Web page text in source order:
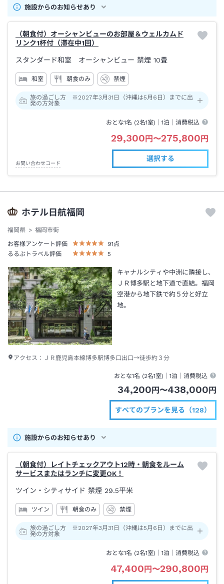
施設からのお知らせあり
（朝食付）オーシャンビューのお部屋＆ウェルカムド
リンク1杯付（滞在中1回）
スタンダード和室 オーシャンビュー 禁煙 10畳
和室 朝食のみ 禁煙
旅の過ごし方 ※2027年3月31日（沖縄は5月6日）までに出
発の方対象
おとな1名 (2名1室)｜1泊 ｜消費税込
29,300 円 〜275,800 円
お問い合わせコード
選択する
ホテル日航福岡
福岡県
福岡市街
お客様アンケート評価
91 点
るるぶトラベル評価
5
キャナルシティや中洲に隣接し、
ＪＲ博多駅と地下道で直結。福岡
空港から地下鉄で約５分と好立
地。
アクセス： ＪＲ鹿児島本線博多駅博多口出口→徒歩約３分
おとな1名 (2名1室)｜1泊 ｜消費税込
34,200 円 〜438,000 円
すべてのプランを見る（128）
施設からのお知らせあり
（朝食付）レイトチェックアウト12時・朝食をルーム
サービスまたはランチに変更OK！
ツイン・シティサイド 禁煙 29.5平米
ツイン 朝食のみ 禁煙
旅の過ごし方 ※2027年3月31日（沖縄は5月6日）までに出
発の方対象
おとな1名 (2名1室)｜1泊 ｜消費税込
47,400 円 〜290,800 円